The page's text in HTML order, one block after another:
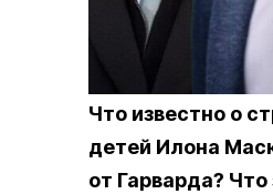
Что известно о
детей Илона
от Гарварда?